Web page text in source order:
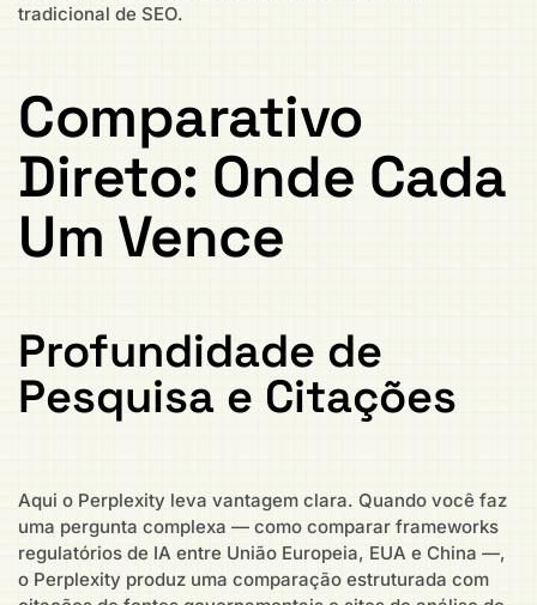
tradicional de SEO.
Comparativo
Direto: Onde Cada
Um Vence
Profundidade de
Pesquisa e Citações
Aqui o Perplexity leva vantagem clara. Quando você faz
uma pergunta complexa — como comparar frameworks
regulatórios de IA entre União Europeia, EUA e China —,
o Perplexity produz uma comparação estruturada com